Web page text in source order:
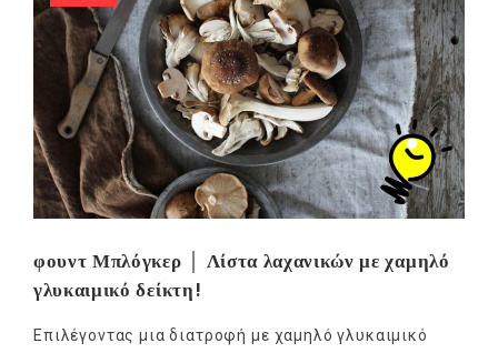
φουντ Μπλόγκερ │ Λίστα λαχανικών με χαμηλό
γλυκαιμικό δείκτη!
Επιλέγοντας μια διατροφή με χαμηλό γλυκαιμικό